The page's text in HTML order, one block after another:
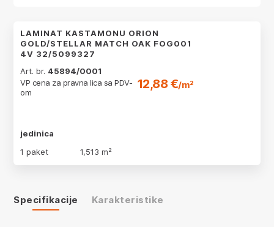
LAMINAT KASTAMONU ORION
GOLD/STELLAR MATCH OAK FOG001
4V 32/5099327
Art. br. 45894/0001
VP cena za pravna lica sa PDV-
om
12,88 €/m²
jedinica
1 paket
1,513 m²
Specifikacije Karakteristike